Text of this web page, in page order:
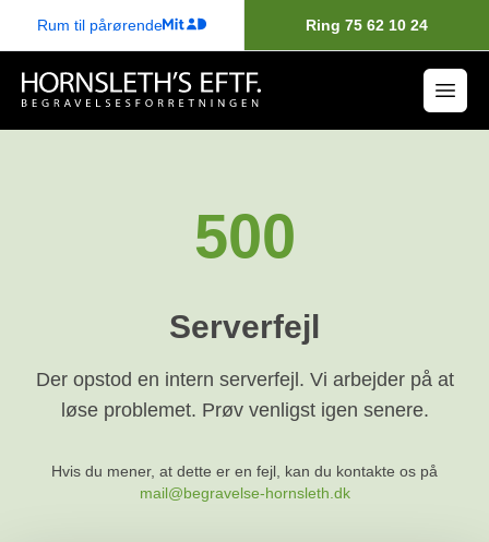
Rum til pårørende Ring 75 62 10 24
500
Serverfejl
Der opstod en intern serverfejl. Vi arbejder på at
løse problemet. Prøv venligst igen senere.
Hvis du mener, at dette er en fejl, kan du kontakte os på
mail@begravelse-hornsleth.dk